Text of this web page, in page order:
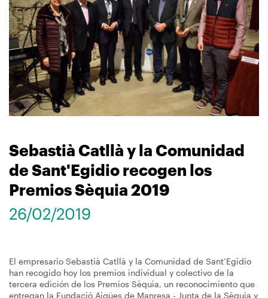
navegación
Sebastià Catllà y la Comunidad
de Sant'Egidio recogen los
Premios Sèquia 2019
26/02/2019
El empresario Sebastià Catllà y la Comunidad de Sant’Egidio
han recogido hoy los premios individual y colectivo de la
tercera edición de los Premios Sèquia, un reconocimiento que
entregan la Fundació Aigües de Manresa - Junta de la Sèquia y